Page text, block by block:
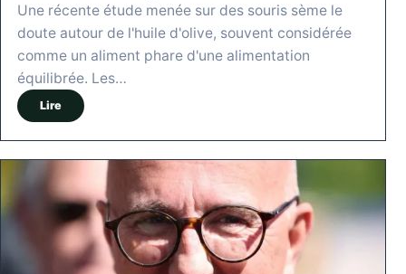
Une récente étude menée sur des souris sème le
doute autour de l'huile d'olive, souvent considérée
comme un aliment phare d'une alimentation
équilibrée. Les…
Lire